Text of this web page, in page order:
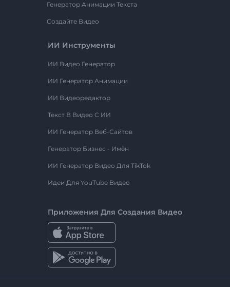
Генератор Анимации Текста
Создайте Видео
ИИ Инструменты
ИИ Видео Генератор
ИИ Генератор Анимации
ИИ Видеоредактор
Текст В Видео С ИИ
ИИ Генератор Веб-Сайтов
Генератор Бизнес - Имён
ИИ Генератор Видео Для TikTok
Идеи Для YouTube Видео
Приложения Для Создания Видео